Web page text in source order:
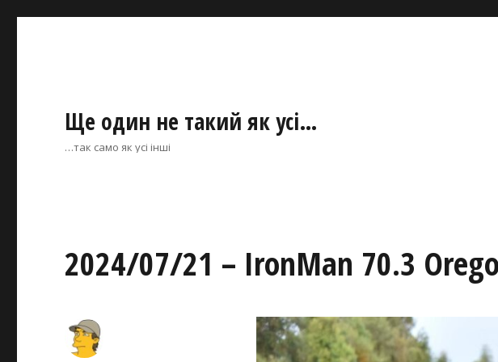
Ще один не такий як усі…
…так само як усі інші
2024/07/21 – IronMan 70.3